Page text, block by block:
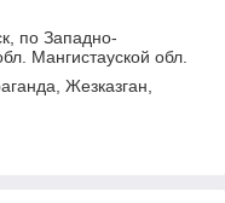
по Западно-
Мангистауской обл.
Жезказган,